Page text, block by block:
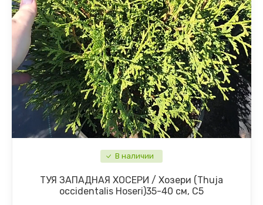
В наличии
ТУЯ ЗАПАДНАЯ ХОСЕРИ / Хозери (Thuja
occidentalis Hoseri)35-40 см, С5